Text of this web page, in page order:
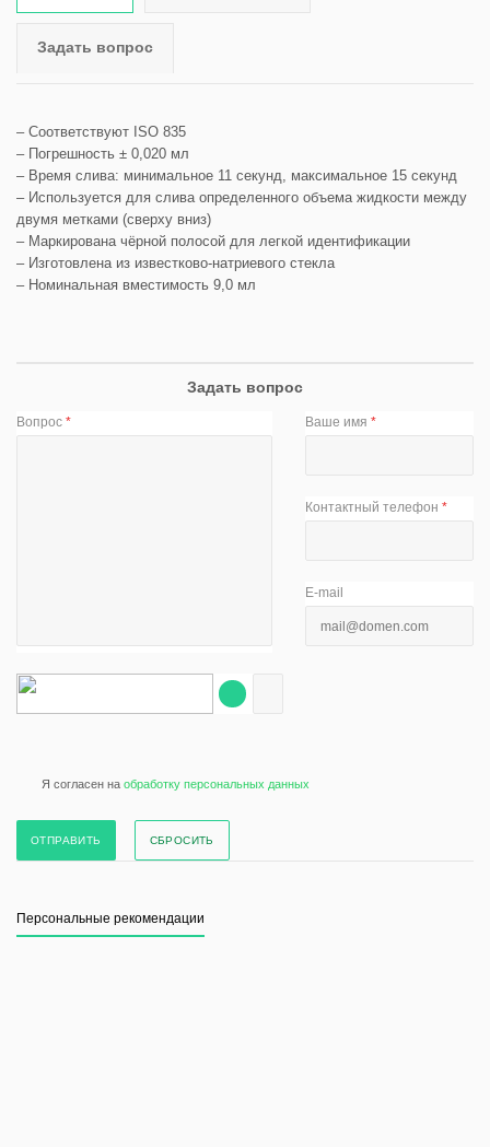
Задать вопрос
– Соответствуют ISO 835
– Погрешность ± 0,020 мл
– Время слива: минимальное 11 секунд, максимальное 15 секунд
– Используется для слива определенного объема жидкости между
двумя метками (сверху вниз)
– Маркирована чёрной полосой для легкой идентификации
– Изготовлена из известково-натриевого стекла
– Номинальная вместимость 9,0 мл
Задать вопрос
Вопрос * Ваше имя*
Контактный телефон*
E-mail
Я согласен на обработку персональных данных
СБРОСИТЬ
Персональные рекомендации